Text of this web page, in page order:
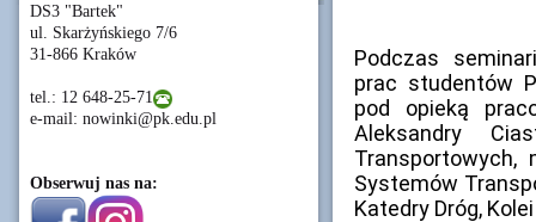
DS3 "Bartek"
ul. Skarżyńskiego 7/6
31-866 Kraków
tel.: 12 648-25-71
e-mail: nowinki@pk.edu.pl
Obserwuj nas na:
Podczas
prac studentów
pod opieką
Aleksandry
Transportowych,
Systemów
Katedry Dróg,